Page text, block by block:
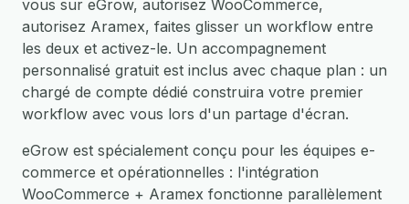
vous sur eGrow, autorisez WooCommerce,
autorisez Aramex, faites glisser un workflow entre
les deux et activez-le. Un accompagnement
personnalisé gratuit est inclus avec chaque plan : un
chargé de compte dédié construira votre premier
workflow avec vous lors d'un partage d'écran.
eGrow est spécialement conçu pour les équipes e-
commerce et opérationnelles : l'intégration
WooCommerce + Aramex fonctionne parallèlement